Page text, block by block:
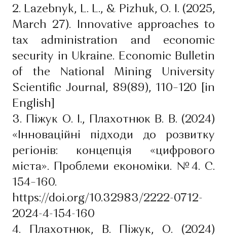
2. Lazebnyk, L. L., & Pizhuk, O. I. (2025,
March 27). Innovative approaches to
tax administration and economic
security in Ukraine. Economic Bulletin
of the National Mining University
Scientific Journal, 89(89), 110–120 [in
English]
3. Піжук О. І., Плахотнюк В. В. (2024)
«Інноваційні підходи до розвитку
регіонів: концепція «цифрового
міста». Проблеми економіки. №4. C.
154–160.
https://doi.org/10.32983/2222-0712-
2024-4-154-160
4. Плахотнюк, В. Піжук, О. (2024)